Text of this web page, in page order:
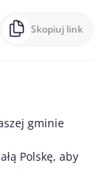
Skopiuj link
gminie
Polskę, aby